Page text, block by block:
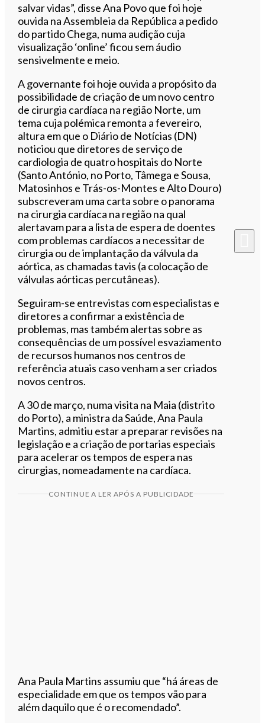
salvar vidas”, disse Ana Povo que foi hoje
ouvida na Assembleia da República a pedido
do partido Chega, numa audição cuja
visualização ‘online’ ficou sem áudio
sensivelmente e meio.
A governante foi hoje ouvida a propósito da
possibilidade de criação de um novo centro
de cirurgia cardíaca na região Norte, um
tema cuja polémica remonta a fevereiro,
altura em que o Diário de Notícias (DN)
noticiou que diretores de serviço de
cardiologia de quatro hospitais do Norte
(Santo António, no Porto, Tâmega e Sousa,
Matosinhos e Trás-os-Montes e Alto Douro)
subscreveram uma carta sobre o panorama
na cirurgia cardíaca na região na qual
alertavam para a lista de espera de doentes
com problemas cardíacos a necessitar de
cirurgia ou de implantação da válvula da
aórtica, as chamadas tavis (a colocação de
válvulas aórticas percutâneas).
Seguiram-se entrevistas com especialistas e
diretores a confirmar a existência de
problemas, mas também alertas sobre as
consequências de um possível esvaziamento
de recursos humanos nos centros de
referência atuais caso venham a ser criados
novos centros.
A 30 de março, numa visita na Maia (distrito
do Porto), a ministra da Saúde, Ana Paula
Martins, admitiu estar a preparar revisões na
legislação e a criação de portarias especiais
para acelerar os tempos de espera nas
cirurgias, nomeadamente na cardíaca.
CONTINUE A LER APÓS A PUBLICIDADE
Ana Paula Martins assumiu que “há áreas de
especialidade em que os tempos vão para
além daquilo que é o recomendado”.